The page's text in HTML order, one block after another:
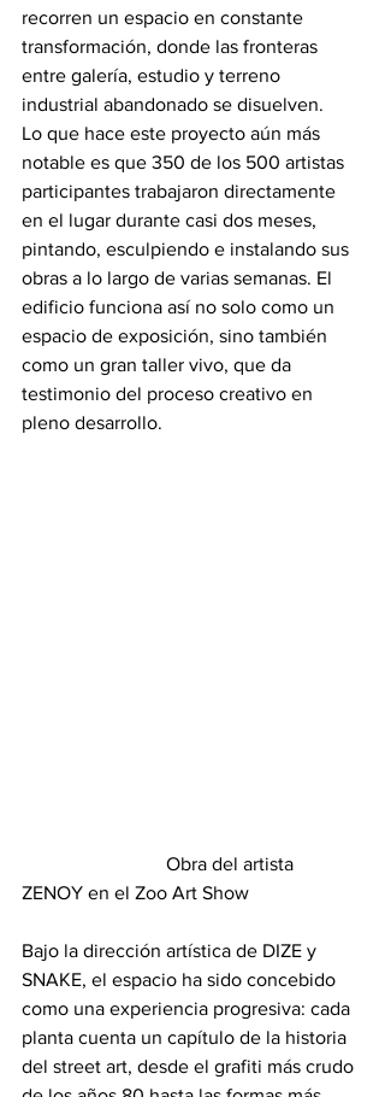
recorren un espacio en constante
transformación, donde las fronteras
entre galería, estudio y terreno
industrial abandonado se disuelven.
Lo que hace este proyecto aún más
notable es que 350 de los 500 artistas
participantes trabajaron directamente
en el lugar durante casi dos meses,
pintando, esculpiendo e instalando sus
obras a lo largo de varias semanas. El
edificio funciona así no solo como un
espacio de exposición, sino también
como un gran taller vivo, que da
testimonio del proceso creativo en
pleno desarrollo.
ZENOY en el Zoo Art Show
Bajo la dirección artística de DIZE y
SNAKE, el espacio ha sido concebido
como una experiencia progresiva: cada
planta cuenta un capítulo de la historia
del street art, desde el grafiti más crudo